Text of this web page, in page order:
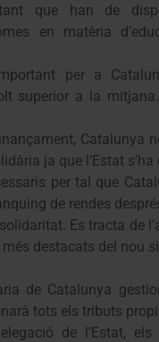
que han de
en matèria
per a
superior a la
Catalunya
ja que l’Estat
per tal que
de rendes
Es tracta de
més destacats del nou
de Catalunya
tots els tributs
de l’Estat,